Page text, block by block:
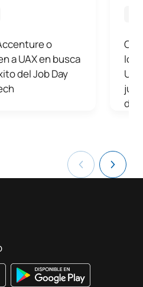
o
a UAX en busca
del Job Day
los